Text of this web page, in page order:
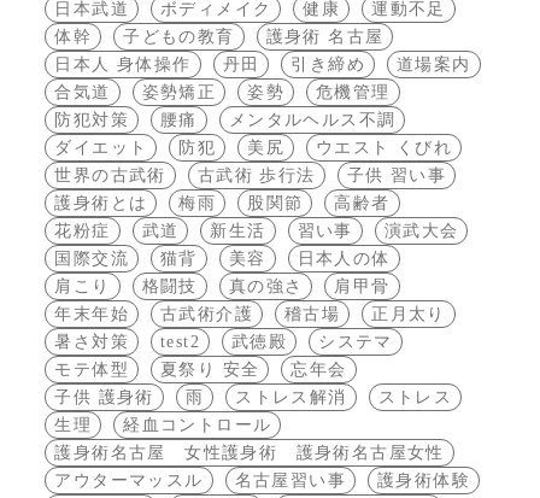
日本武道
ボディメイク 健康
運動不足
体幹
子どもの教育
護身術 名古屋
日本人 身体操作
丹田 引き締め
道場案内
合気道
姿勢矯正 姿勢
危機管理
防犯対策
腰痛
メンタルヘルス不調
ダイエット
防犯 美尻
ウエスト くびれ
世界の古武術
古武術 歩行法
子供 習い事
護身術とは
梅雨 股関節
高齢者
花粉症
武道 新生活 習い事
演武大会
国際交流
猫背 美容
日本人の体
肩こり
格闘技 真の強さ
肩甲骨
年末年始
古武術介護 稽古場
正月太り
暑さ対策
test2 武徳殿
システマ
モテ体型
夏祭り 安全
忘年会
子供 護身術
雨 ストレス解消
ストレス
生理
経血コントロール
護身術名古屋 女性護身術 護身術名古屋女性
アウターマッスル
名古屋習い事
護身術体験